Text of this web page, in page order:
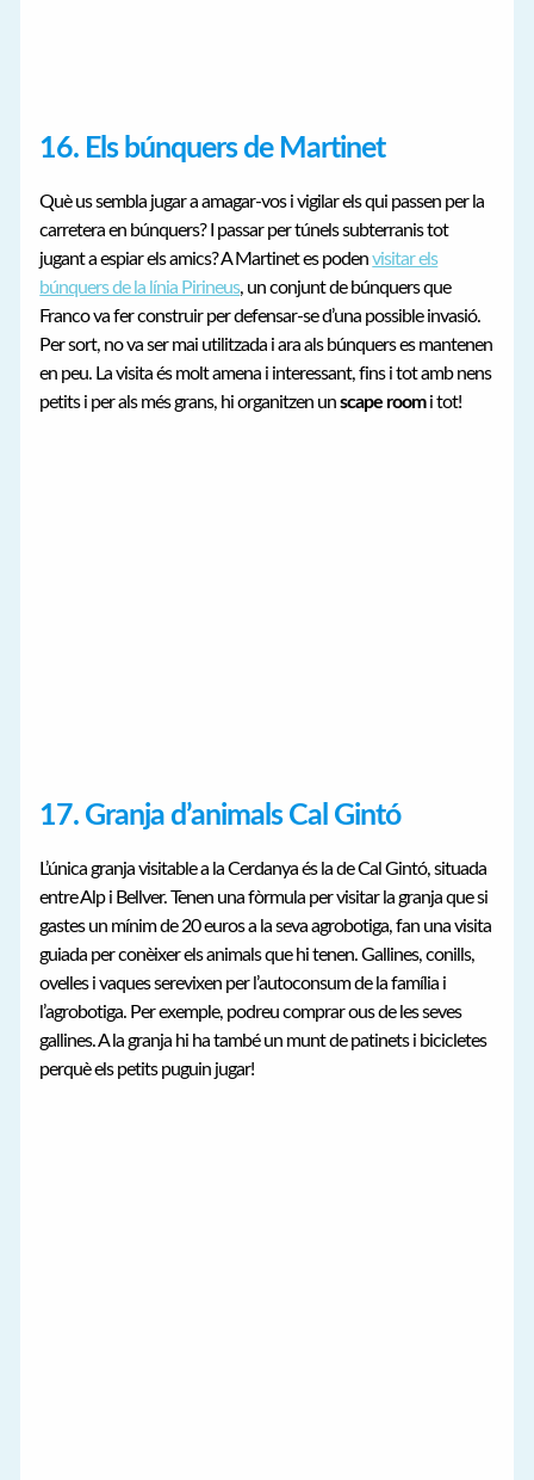
16. Els búnquers de Martinet
Què us sembla jugar a amagar-vos i vigilar els qui passen per la
carretera en búnquers? I passar per túnels subterranis tot
jugant a espiar els amics? A Martinet es podenvisitar els
búnquers de la línia Pirineus, un conjunt de búnquers que
Franco va fer construir per defensar-se d’una possible invasió.
Per sort, no va ser mai utilitzada i ara als búnquers es mantenen
en peu. La visita és molt amena i interessant, fins i tot amb nens
petits i per als més grans, hi organitzen unscape roomi tot!
17. Granja d’animals Cal Gintó
L’única granja visitable a la Cerdanya és la de Cal Gintó, situada
entre Alp i Bellver. Tenen una fòrmula per visitar la granja que si
gastes un mínim de 20 euros a la seva agrobotiga, fan una visita
guiada per conèixer els animals que hi tenen. Gallines, conills,
ovelles i vaques serevixen per l’autoconsum de la família i
l’agrobotiga. Per exemple, podreu comprar ous de les seves
gallines. A la granja hi ha també un munt de patinets i bicicletes
perquè els petits puguin jugar!